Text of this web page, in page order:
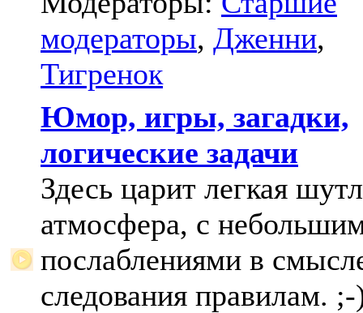
модераторы, Дженни,
Тигренок
Юмор, игры, загадки,
логические задачи
Здесь царит легкая
атмосфера, с
послаблениями в
следования правилам.